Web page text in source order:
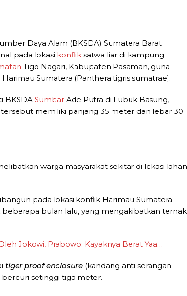
Daya Alam (BKSDA) Sumatera Barat
pada lokasi konflik satwa liar di kampung
Tigo Nagari, Kabupaten Pasaman, guna
Sumatera (Panthera tigris sumatrae).
BKSDA Sumbar Ade Putra di Lubuk Basung,
memiliki panjang 35 meter dan lebar 30
warga masyarakat sekitar di lokasi lahan
pada lokasi konflik Harimau Sumatera
bulan lalu, yang mengakibatkan ternak
Jokowi, Prabowo: Kayaknya Berat Yaa…
tiger proof enclosure (kandang anti serangan
setinggi tiga meter.